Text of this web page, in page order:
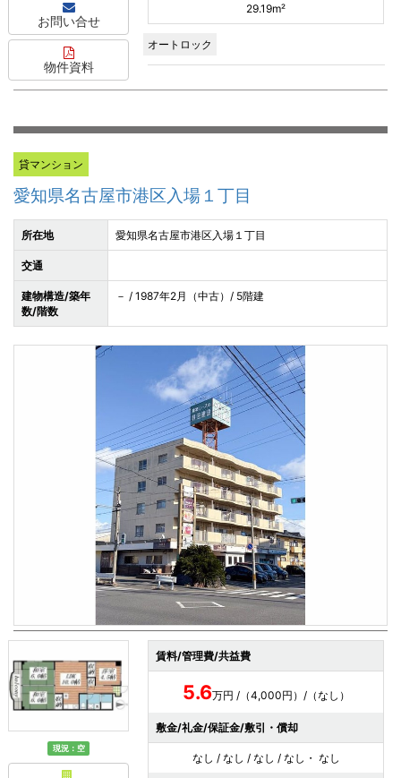
お問い合せ
物件資料
29.19m²
オートロック
貸マンション
愛知県名古屋市港区入場１丁目
所在地 愛知県名古屋市港区入場１丁目
交通
建物構造/築年
数/階数
－ / 1987年2月（中古）/ 5階建
現況：空
賃料/管理費/共益費
5.6万円 /（4,000円）/（なし）
敷金/礼金/保証金/敷引・償却
なし / なし / なし / なし・ なし